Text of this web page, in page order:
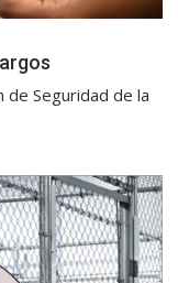
de Seguridad de la